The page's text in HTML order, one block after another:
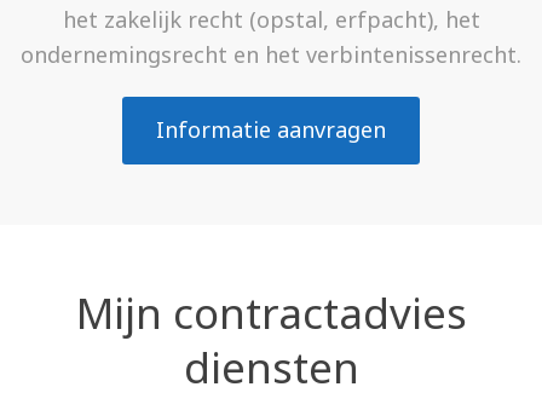
het zakelijk recht (opstal, erfpacht), het
ondernemingsrecht en het verbintenissenrecht.
Informatie aanvragen
Mijn contractadvies
diensten